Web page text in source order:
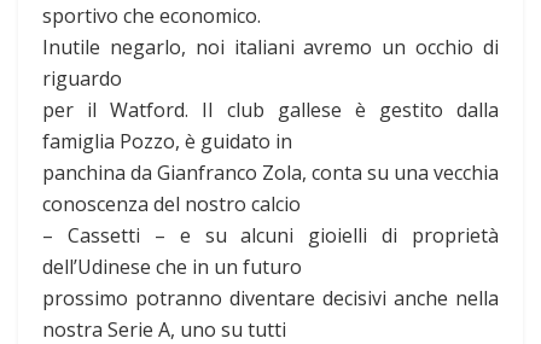
sportivo che economico.
Inutile negarlo, noi italiani avremo un occhio di
riguardo
per il Watford. Il club gallese è gestito dalla
famiglia Pozzo, è guidato in
panchina da Gianfranco Zola, conta su una vecchia
conoscenza del nostro calcio
– Cassetti – e su alcuni gioielli di proprietà
dell’Udinese che in un futuro
prossimo potranno diventare decisivi anche nella
nostra Serie A, uno su tutti